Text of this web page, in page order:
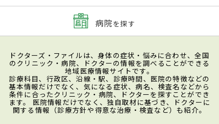
病院を探す
ドクターズ・ファイルは、身体の症状・悩みに合わせ、全国
のクリニック・病院、ドクターの情報を調べることができる
地域医療情報サイトです。
診療科目、行政区、沿線・駅、診療時間、医院の特徴などの
基本情報だけでなく、気になる症状、病名、検査名などから
条件に合ったクリニック・病院、ドクターを探すことができ
ます。 医院情報だけでなく、独自取材に基づき、ドクターに
関する情報（診療方針や得意な治療・検査など）も紹介。